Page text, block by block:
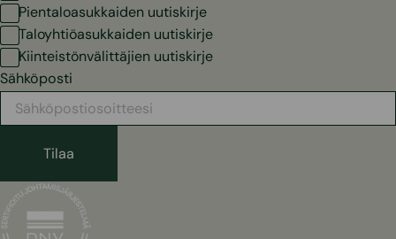
Pientaloasukkaiden uutiskirje
Taloyhtiöasukkaiden uutiskirje
Kiinteistönvälittäjien uutiskirje
Sähköposti